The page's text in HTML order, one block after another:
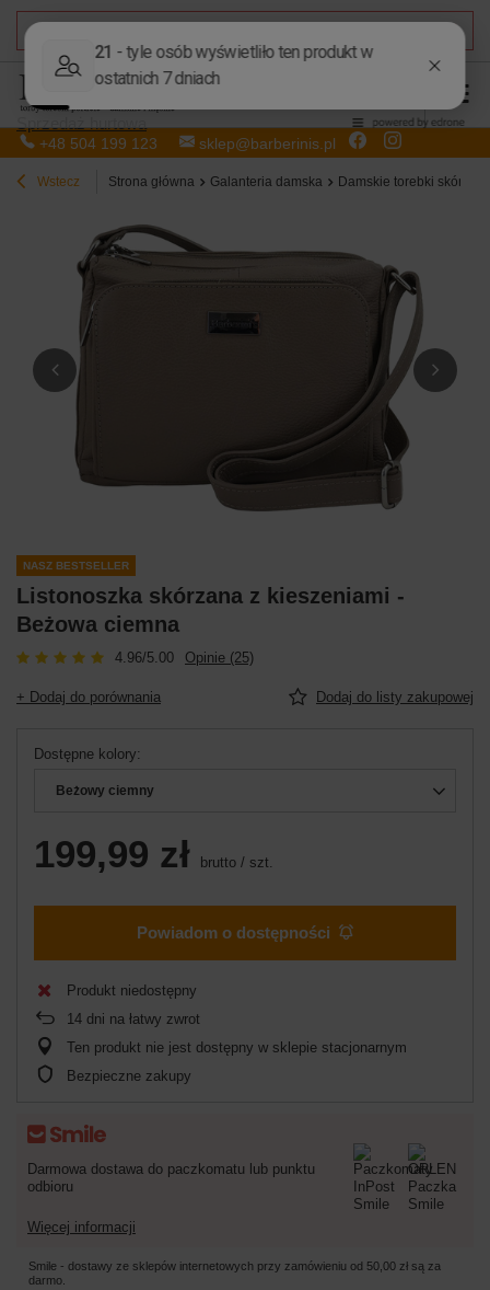
+48 504 199 123 sklep@barberinis.pl
Wstecz Strona główna Galanteria damska Damskie torebki
NASZ BESTSELLER
Listonoszka skórzana z kieszeniami -
Beżowa ciemna
4.96/5.00 Opinie (25)
+ Dodaj do porównania Dodaj do listy zakupowej
Dostępne kolory
Beżowy ciemny
199,99 zł brutto / szt.
Powiadom o dostępności
Produkt niedostępny
14 dni na łatwy zwrot
Ten produkt nie jest dostępny w sklepie stacjonarnym
Bezpieczne zakupy
Darmowa dostawa do paczkomatu lub punktu
odbioru
Więcej informacji
Smile - dostawy ze sklepów internetowych przy zamówieniu od 50,00 zł są za
darmo.